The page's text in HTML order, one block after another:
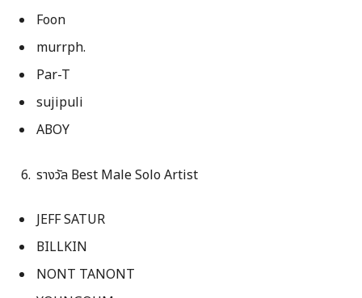
Foon
murrph.
Par-T
sujipuli
ABOY
รางวัล Best Male Solo Artist
JEFF SATUR
BILLKIN
NONT TANONT